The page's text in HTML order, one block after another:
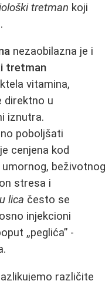
tretman koji
nezaobilazna je i
tretman
vitamina,
direktno u
iznutra.
poboljšati
cenjena kod
umornog, beživotnog
stresa i
lica često se
injekcioni
„peglića” -
različite